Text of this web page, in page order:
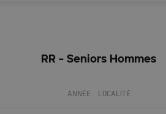
RR - Seniors Hommes
ANNÉE LOCALITÉ